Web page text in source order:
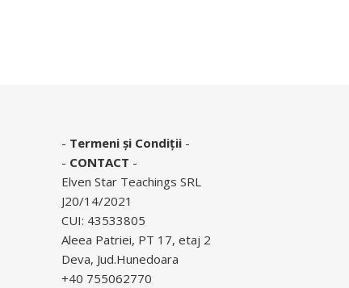
- Termeni și Condiții -
- CONTACT -
Elven Star Teachings SRL
J20/14/2021
CUI: 43533805
Aleea Patriei, PT 17, etaj 2
Deva, Jud.Hunedoara
+40 755062770